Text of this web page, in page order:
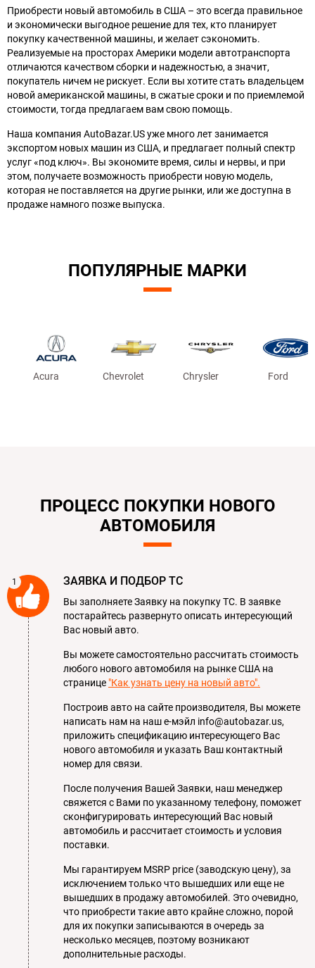
Приобрести новый автомобиль в США – это всегда правильное
и экономически выгодное решение для тех, кто планирует
покупку качественной машины, и желает сэкономить.
Реализуемые на просторах Америки модели автотранспорта
отличаются качеством сборки и надежностью, а значит,
покупатель ничем не рискует. Если вы хотите стать владельцем
новой американской машины, в сжатые сроки и по приемлемой
стоимости, тогда предлагаем вам свою помощь.
Наша компания AutoBazar.US уже много лет занимается
экспортом новых машин из США, и предлагает полный спектр
услуг «под ключ». Вы экономите время, силы и нервы, и при
этом, получаете возможность приобрести новую модель,
которая не поставляется на другие рынки, или же доступна в
продаже намного позже выпуска.
ПОПУЛЯРНЫЕ МАРКИ
Acura Chevrolet Chrysler Ford
ПРОЦЕСС ПОКУПКИ НОВОГО
АВТОМОБИЛЯ
ЗАЯВКА И ПОДБОР ТС
Вы заполняете Заявку на покупку ТС. В заявке
постарайтесь развернуто описать интересующий
Вас новый авто.
Вы можете самостоятельно рассчитать стоимость
любого нового автомобиля на рынке США на
странице "Как узнать цену на новый авто".
Построив авто на сайте производителя, Вы можете
написать нам на наш е-мэйл info@autobazar.us,
приложить спецификацию интересующего Вас
нового автомобиля и указать Ваш контактный
номер для связи.
После получения Вашей Заявки, наш менеджер
свяжется с Вами по указанному телефону, поможет
сконфигурировать интересующий Вас новый
автомобиль и рассчитает стоимость и условия
поставки.
Мы гарантируем MSRP price (заводскую цену), за
исключением только что вышедших или еще не
вышедших в продажу автомобилей. Это очевидно,
что приобрести такие авто крайне сложно, порой
для их покупки записываются в очередь за
несколько месяцев, поэтому возникают
дополнительные расходы.